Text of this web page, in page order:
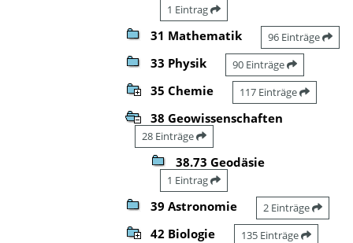
1 Eintrag
31 Mathematik 96 Einträge
33 Physik 90 Einträge
35 Chemie 117 Einträge
38 Geowissenschaften
28 Einträge
38.73 Geodäsie
1 Eintrag
39 Astronomie 2 Einträge
42 Biologie 135 Einträge